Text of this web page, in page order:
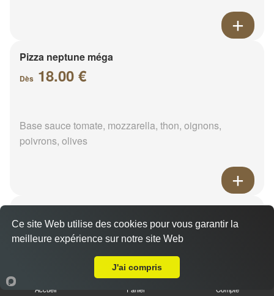
Pizza neptune méga
Dès 18.00 €
Base sauce tomate, mozzarella, thon, oignons,
poivrons, olives
Dès 18.00 €
Base sauce tomate, mozzarella, anchois, câpres,
Accueil Panier Compte
Ce site Web utilise des cookies pour vous garantir la
meilleure expérience sur notre site Web
J'ai compris